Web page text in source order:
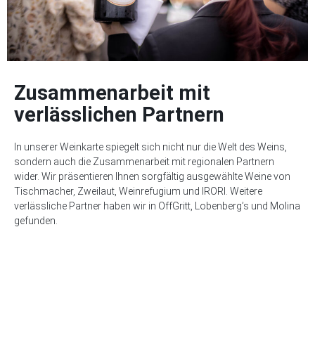
Zusammenarbeit mit
verlässlichen Partnern
In unserer Weinkarte spiegelt sich nicht nur die Welt des Weins,
sondern auch die Zusammenarbeit mit regionalen Partnern
wider. Wir präsentieren Ihnen sorgfältig ausgewählte Weine von
Tischmacher, Zweilaut, Weinrefugium und IRORI. Weitere
verlässliche Partner haben wir in OffGritt, Lobenberg’s und Molina
gefunden.